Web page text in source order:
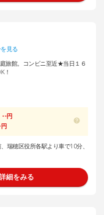
見る
旅館。コンビニ至近★当日１６
！
--円
瑞穂区役所各駅より車で10分、
細をみる